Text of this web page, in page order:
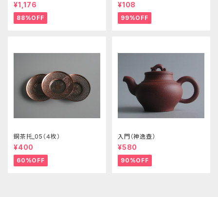
¥1,176
88%OFF
¥108
99%OFF
銅茶托_05（４枚）
¥400
60%OFF
入門（神逸壺）
¥580
90%OFF